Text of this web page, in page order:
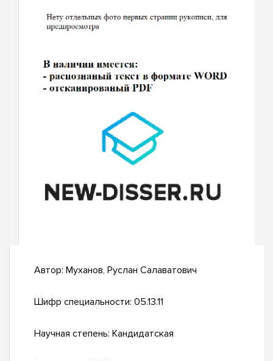
Автор: Муханов, Руслан Салаватович
Шифр специальности: 05.13.11
Научная степень: Кандидатская